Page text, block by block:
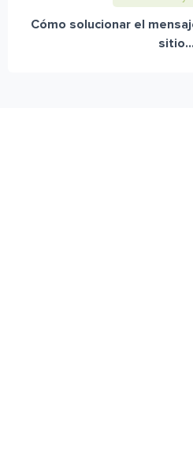
Cómo solucionar el
sitio...